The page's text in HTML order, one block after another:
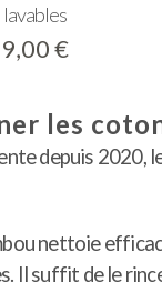
lavables
9,00€
les
depuis 2020,
nettoie
Il suffit de le